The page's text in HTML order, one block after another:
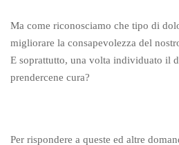
Ma come riconosciamo che tipo di
migliorare la consapevolezza del
E soprattutto, una volta individuato il
prendercene cura?
Per rispondere a queste ed altre